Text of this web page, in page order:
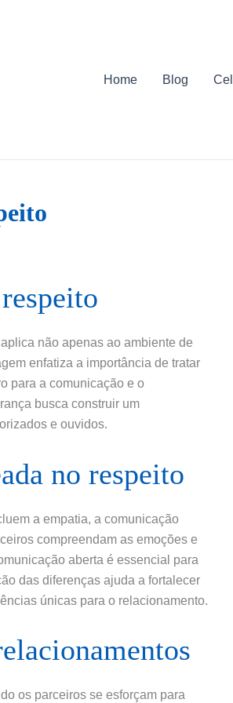
Home Blog
não apenas ao ambiente de
enfatiza a importância de tratar
para a comunicação e o
busca construir um
e ouvidos.
no respeito
a empatia, a comunicação
compreendam as emoções e
aberta é essencial para
das diferenças ajuda a fortalecer
únicas para o relacionamento.
os parceiros se esforçam para